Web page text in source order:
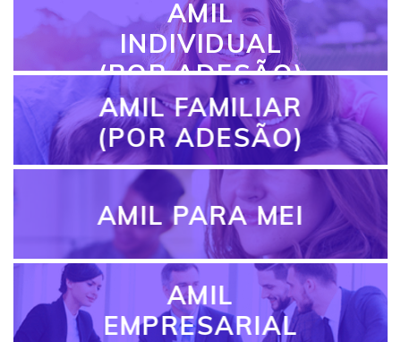
AMIL
INDIVIDUAL
(POR ADESÃO)
AMIL FAMILIAR
(POR ADESÃO)
AMIL PARA MEI
AMIL
EMPRESARIAL